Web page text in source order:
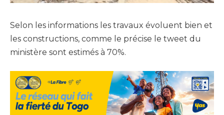
Selon les informations les travaux évoluent bien et
les constructions, comme le précise le tweet du
ministère sont estimés à 70%.